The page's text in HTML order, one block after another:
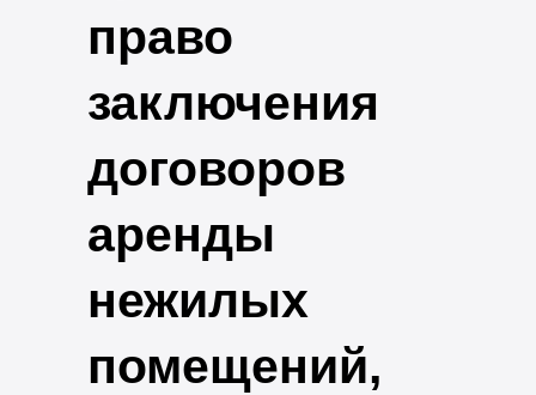
право
заключения
договоров
аренды
нежилых
помещений,